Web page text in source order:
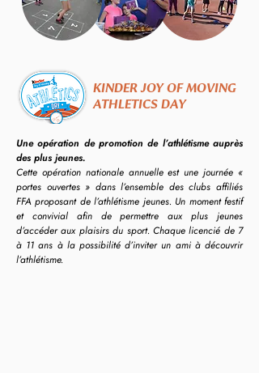
KINDER JOY OF MOVING
ATHLETICS DAY
Une opération de promotion de l’athlétisme auprès
des plus jeunes.
Cette opération nationale annuelle est une journée «
portes ouvertes » dans l’ensemble des clubs affiliés
FFA proposant de l’athlétisme jeunes. Un moment festif
et convivial afin de permettre aux plus jeunes
d’accéder aux plaisirs du sport. Chaque licencié de 7
à 11 ans à la possibilité d’inviter un ami à découvrir
l’athlétisme.